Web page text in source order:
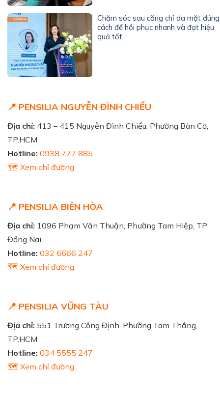
Chăm sóc sau căng chỉ da mặt đúng
cách để hồi phục nhanh và đạt hiệu
quả tốt
📍 PENSILIA NGUYỄN ĐÌNH CHIỂU
Địa chỉ: 413 – 415 Nguyễn Đình Chiểu, Phường Bàn Cờ,
TP.HCM
Hotline: 0938 777 885
🗺️ Xem chỉ đường
📍 PENSILIA BIÊN HÒA
Địa chỉ: 1096 Phạm Văn Thuận, Phường Tam Hiệp, TP
Đồng Nai
Hotline: 032 6666 247
🗺️ Xem chỉ đường
📍 PENSILIA VŨNG TÀU
Địa chỉ: 551 Trương Công Định, Phường Tam Thắng,
TP.HCM
Hotline: 034 5555 247
🗺️ Xem chỉ đường